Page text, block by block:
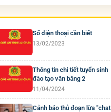
Số điện thoại cần biết
13/02/2023
Thông tin chi tiết tuyển sinh
đào tạo văn bằng 2
11/04/2024
Cảnh báo thủ đoạn lừa "chat